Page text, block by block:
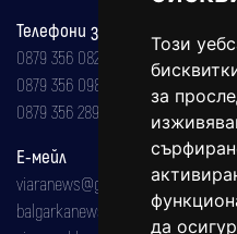
Този
за
да
Телефони за реклама и
0879 356 082
0879 356 098
0879 356 289
Е-мейл
viaranews@gmail.com
balgarkanews@gmail.com